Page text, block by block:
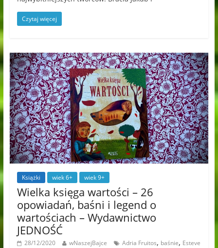
Czytaj więcej
Książki wiek 6+ wiek 9+
Wielka księga wartości – 26
opowiadań, baśni i legend o
wartościach – Wydawnictwo
JEDNOŚĆ
28/12/2020 wNaszejBajce Adria Fruitos, baśnie, Esteve